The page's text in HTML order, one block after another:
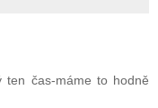
ten čas-máme to hodně